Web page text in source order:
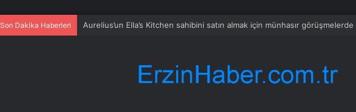
Son Dakika Haberleri SOLOTÜRK Ordu’da Göz Doldurdu